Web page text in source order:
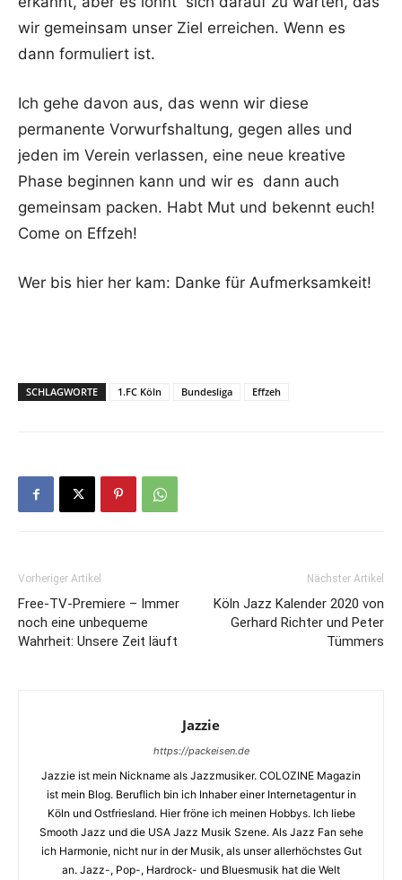
wir gemeinsam unser Ziel erreichen. Wenn es
dann formuliert ist.
Ich gehe davon aus, das wenn wir diese
permanente Vorwurfshaltung, gegen alles und
jeden im Verein verlassen, eine neue kreative
Phase beginnen kann und wir es dann auch
gemeinsam packen. Habt Mut und bekennt euch!
Come on Effzeh!
Wer bis hier her kam: Danke für Aufmerksamkeit!
SCHLAGWORTE 1.FC Köln Bundesliga Effzeh
Vorheriger Artikel
Free-TV-Premiere – Immer
noch eine unbequeme
Wahrheit: Unsere Zeit läuft
Nächster Artikel
Köln Jazz Kalender 2020 von
Gerhard Richter und Peter
Tümmers
Jazzie
https://packeisen.de
Jazzie ist mein Nickname als Jazzmusiker. COLOZINE Magazin
ist mein Blog. Beruflich bin ich Inhaber einer Internetagentur in
Köln und Ostfriesland. Hier fröne ich meinen Hobbys. Ich liebe
Smooth Jazz und die USA Jazz Musik Szene. Als Jazz Fan sehe
ich Harmonie, nicht nur in der Musik, als unser allerhöchstes Gut
an. Jazz-, Pop-, Hardrock- und Bluesmusik hat die Welt